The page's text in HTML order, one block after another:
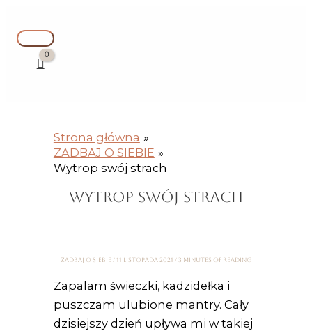
treścimenu
Strona główna
ZADBAJ O SIEBIE
Wytrop swój strach
WYTROP SWÓJ STRACH
ZADBAJ O SIEBIE / 11 listopada 2021 / 3 minutes of reading
Zapalam świeczki, kadzidełka i
puszczam ulubione mantry. Cały
dzisiejszy dzień upływa mi w takiej
z